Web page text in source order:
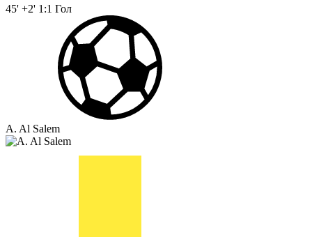
45' +2' 1:1 Гол
A. Al Salem